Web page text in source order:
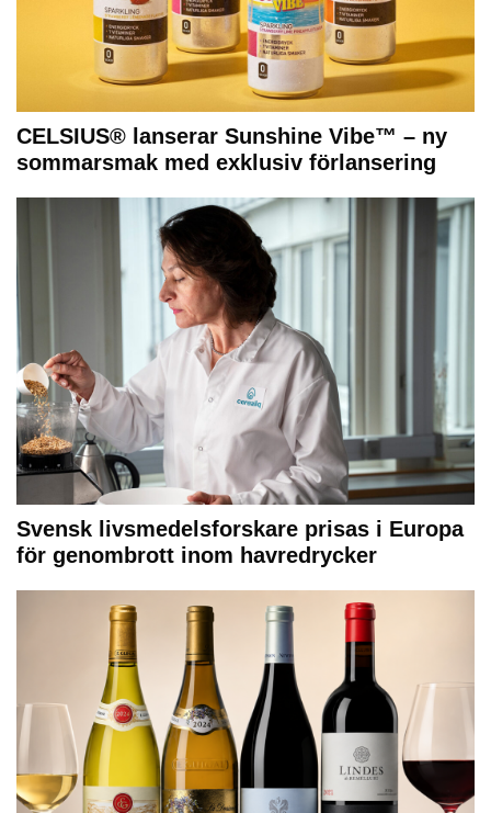
CELSIUS® lanserar Sunshine Vibe™ – ny
sommarsmak med exklusiv förlansering
Svensk livsmedelsforskare prisas i Europa
för genombrott inom havredrycker